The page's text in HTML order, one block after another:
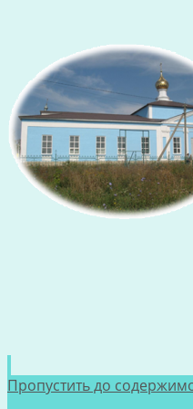
Пропустить до